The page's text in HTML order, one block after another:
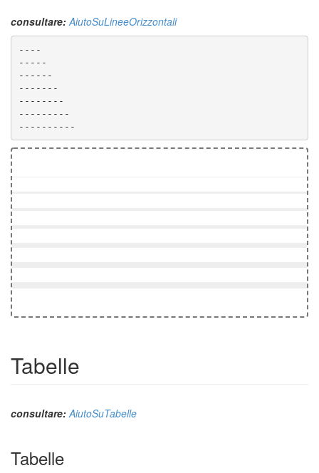
consultare: AiutoSuLineeOrizzontali
----------
Tabelle
consultare: AiutoSuTabelle
Tabelle